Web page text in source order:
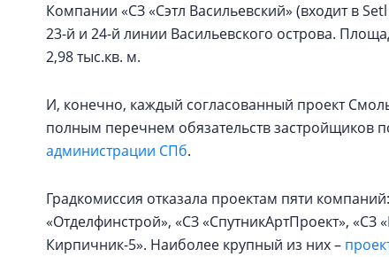
Компании «СЗ «Сэтл Васильевский» (входит в
23-й и 24-й линии Васильевского острова.
2,98 тыс.кв. м.
И, конечно, каждый согласованный проект
полным перечнем обязательств застройщиков
администрации СПб.
Градкомиссия отказала проектам пяти
«Отделфинстрой», «СЗ «СпутникАртПроект»,
Кирпичник-5». Наиболее крупный из них –